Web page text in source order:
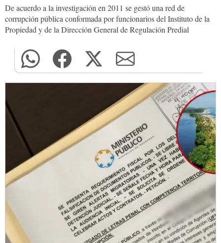
De acuerdo a la investigación en 2011 se gestó una red de
corrupción pública conformada por funcionarios del Instituto de la
Propiedad y de la Dirección General de Regulación Predial